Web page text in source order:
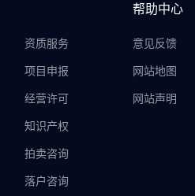
资质服务
项目申报
经营许可
知识产权
拍卖咨询
落户咨询
帮助中心
意见反馈
网站地图
网站声明